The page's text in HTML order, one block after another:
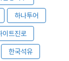
하나투어
이트진로
한국석유